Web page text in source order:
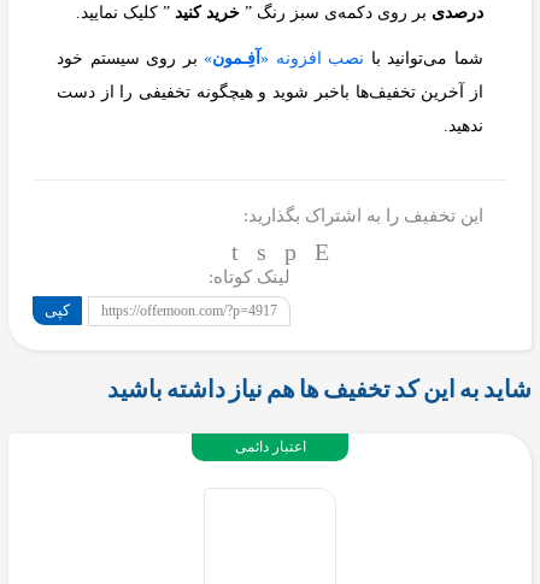
درصدی بر روی دکمه‌ی سبز رنگ ” خرید کنید ” کلیک نمایید.
شما می‌توانید با نصب افزونه «آفِـمون»بر روی سیستم خود
از آخرین تخفیف‌ها باخبر شوید و هیچگونه تخفیفی را از دست
ندهید.
این تخفیف را به اشتراک بگذارید:
لینک کوتاه:
https://offemoon.com/?p=4917 کپی
شاید به این کد تخفیف ها هم نیاز داشته باشید
اعتبار دائمی